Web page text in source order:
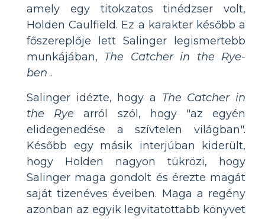
amely egy titokzatos tinédzser volt,
Holden Caulfield. Ez a karakter később a
főszereplője lett Salinger legismertebb
munkájában, The Catcher in the Rye-
ben .
Salinger idézte, hogy a The Catcher in
the Rye arról szól, hogy "az egyén
elidegenedése a szívtelen világban".
Később egy másik interjúban kiderült,
hogy Holden nagyon tükrözi, hogy
Salinger maga gondolt és érezte magát
saját tizenéves éveiben. Maga a regény
azonban az egyik legvitatottabb könyvet